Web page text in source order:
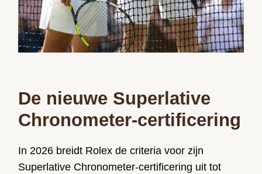
De nieuwe Superlative
Chronometer-certificering
In 2026 breidt Rolex de criteria voor zijn
Superlative Chronometer-certificering uit tot